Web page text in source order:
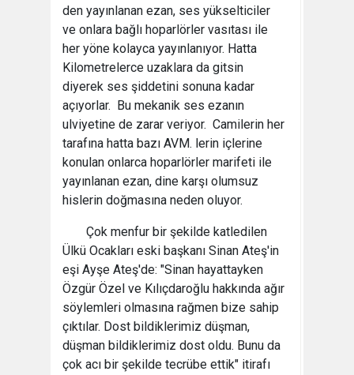
den yayınlanan ezan, ses yükselticiler
ve onlara bağlı hoparlörler vasıtası ile
her yöne kolayca yayınlanıyor. Hatta
Kilometrelerce uzaklara da gitsin
diyerek ses şiddetini sonuna kadar
açıyorlar. Bu mekanik ses ezanın
ulviyetine de zarar veriyor. Camilerin her
tarafına hatta bazı AVM. lerin içlerine
konulan onlarca hoparlörler marifeti ile
yayınlanan ezan, dine karşı olumsuz
hislerin doğmasına neden oluyor.
Çok menfur bir şekilde katledilen
Ülkü Ocakları eski başkanı Sinan Ateş'in
eşi Ayşe Ateş'de: "Sinan hayattayken
Özgür Özel ve Kılıçdaroğlu hakkında ağır
söylemleri olmasına rağmen bize sahip
çıktılar. Dost bildiklerimiz düşman,
düşman bildiklerimiz dost oldu. Bunu da
çok acı bir şekilde tecrübe ettik" itirafı